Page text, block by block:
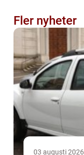
Fler nyheter
03 augusti 2026